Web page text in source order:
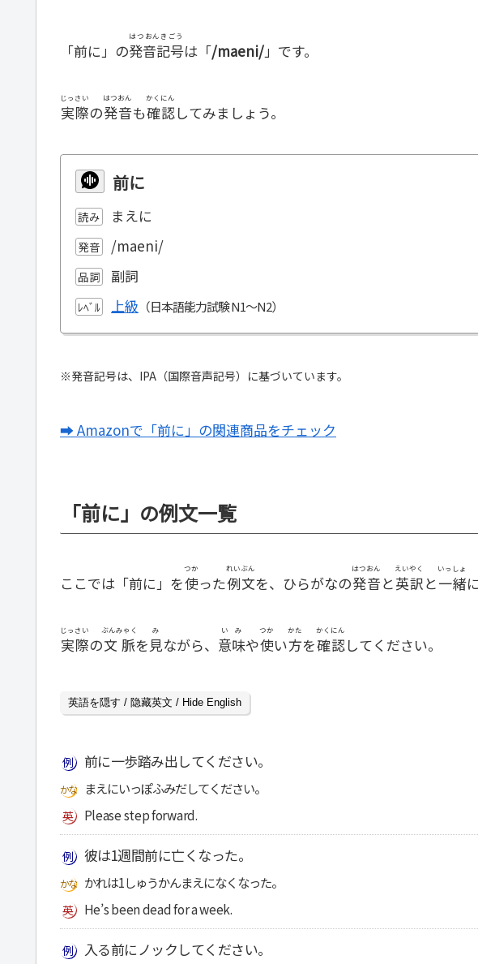
「前に」の発音記号
はつおんきごう
は「/maeni/」です。
実際
じっさい
の発音
はつおん
も確認
かくにん
してみましょう。
前に
読み まえに
発音 /maeni/
品詞 副詞
ﾚﾍﾞﾙ 上級
※発音記号は、IPA（国際音声記号）に基づいています。
➡ Amazonで「前に」の関連商品をチェック
「前に」の例文一覧
ここでは「前に」を使
つか
った例文
れいぶん
を、ひらがなの発音
はつおん
と英訳
えいやく
と一緒
いっしょ
に
実際
じっさい
の文脈
ぶんみゃく
を 見
み
ながら、 意味
いみ
や使
つか
い方
かた
を確認
かくにん
してください。
英語を隠す / 隐藏英文 / Hide English
前に一歩踏み出してください。
まえにいっぽふみだしてください。
Please step forward.
彼は1週間前に亡くなった。
かれは1しゅうかんまえになくなった。
He’s been dead for a week.
入る前にノックしてください。